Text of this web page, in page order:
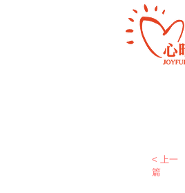
< 上一
篇